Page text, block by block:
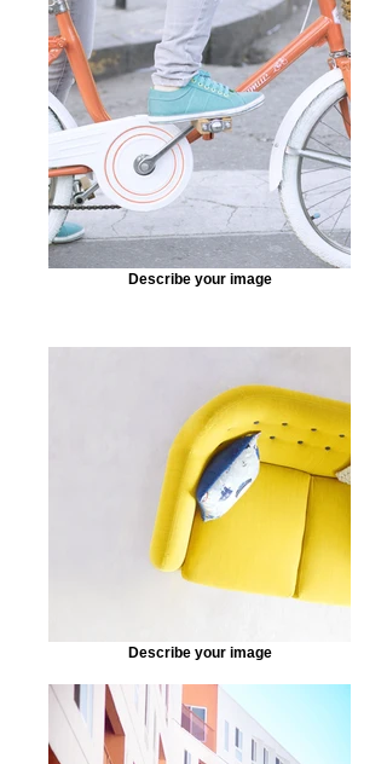
Describe your image
Describe your image